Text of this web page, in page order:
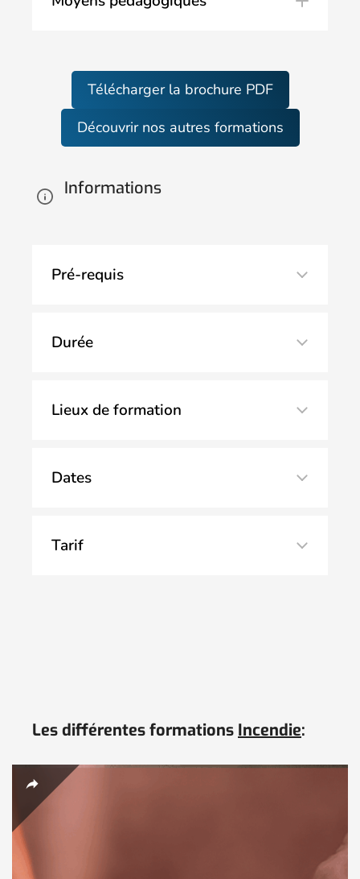
Télécharger la brochure PDF
Découvrir nos autres formations
Informations
Pré-requis
Durée
Lieux de formation
Dates
Tarif
Les différentes formations Incendie: